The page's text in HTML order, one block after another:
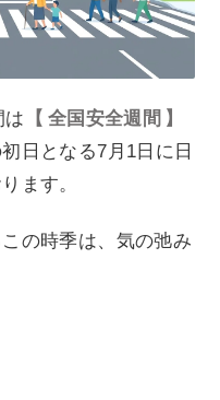
は
全国安全週間
日となる7月1日に日
ます。
の時季は、気の弛み